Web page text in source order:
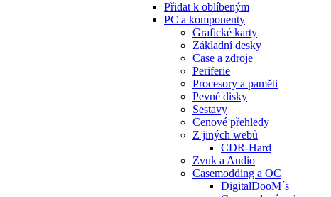
Přidat k oblíbeným
PC a komponenty
Grafické karty
Základní desky
Case a zdroje
Periferie
Procesory a paměti
Pevné disky
Sestavy
Cenové přehledy
Z jiných webů
CDR-Hard
Zvuk a Audio
Casemodding a OC
DigitalDooM´s